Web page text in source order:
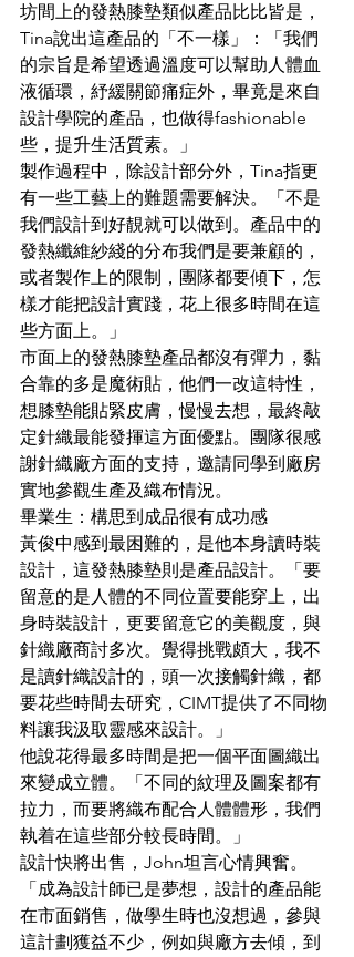
坊間上的發熱膝墊類似產品比比皆是，
Tina說出這產品的「不一樣」：「我們
的宗旨是希望透過溫度可以幫助人體血
液循環，紓緩關節痛症外，畢竟是來自
設計學院的產品，也做得fashionable
些，提升生活質素。」
製作過程中，除設計部分外，Tina指更
有一些工藝上的難題需要解決。「不是
我們設計到好靚就可以做到。產品中的
發熱纖維紗綫的分布我們是要兼顧的，
或者製作上的限制，團隊都要傾下，怎
樣才能把設計實踐，花上很多時間在這
些方面上。」
市面上的發熱膝墊產品都沒有彈力，黏
合靠的多是魔術貼，他們一改這特性，
想膝墊能貼緊皮膚，慢慢去想，最終敲
定針織最能發揮這方面優點。團隊很感
謝針織廠方面的支持，邀請同學到廠房
實地參觀生產及織布情況。
畢業生：構思到成品很有成功感
黃俊中感到最困難的，是他本身讀時裝
設計，這發熱膝墊則是產品設計。「要
留意的是人體的不同位置要能穿上，出
身時裝設計，更要留意它的美觀度，與
針織廠商討多次。覺得挑戰頗大，我不
是讀針織設計的，頭一次接觸針織，都
要花些時間去研究，CIMT提供了不同物
料讓我汲取靈感來設計。」
他說花得最多時間是把一個平面圖織出
來變成立體。「不同的紋理及圖案都有
拉力，而要將織布配合人體體形，我們
執着在這些部分較長時間。」
設計快將出售，John坦言心情興奮。
「成為設計師已是夢想，設計的產品能
在市面銷售，做學生時也沒想過，參與
這計劃獲益不少，例如與廠方去傾，到